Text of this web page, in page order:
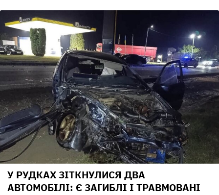
У РУДКАХ ЗІТКНУЛИСЯ ДВА
АВТОМОБІЛІ: Є ЗАГИБЛІ І ТРАВМОВАНІ